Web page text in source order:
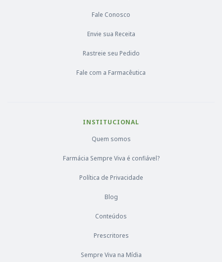
Fale Conosco
Envie sua Receita
Rastreie seu Pedido
Fale com a Farmacêutica
INSTITUCIONAL
Quem somos
Farmácia Sempre Viva é confiável?
Política de Privacidade
Blog
Conteúdos
Prescritores
Sempre Viva na Mídia